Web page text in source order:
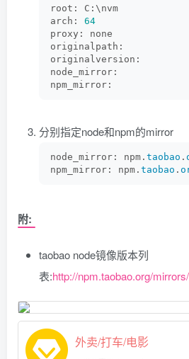
root: C:\nvm
arch: 64
proxy: none
originalpath:
originalversion:
node_mirror:
npm_mirror:
分别指定node和npm的mirror
node_mirror: npm. taobao .
npm_mirror: npm. taobao .
附:
taobao node镜像版本列
表:http://npm.taobao.org/
外卖/打车/电影